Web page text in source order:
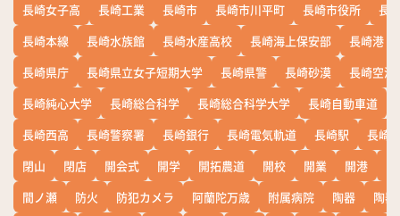
長崎女子高
長崎工業 長崎市 長崎市川平町 長崎市役所
長
長崎本線
長崎水族館 長崎水産高校 長崎海上保安部
長崎港
長崎県庁
長崎県立女子短期大学 長崎県警 長崎砂漠
長崎空港
長崎純心大学
長崎総合科学 長崎総合科学大学 長崎自動車道
長崎西高
長崎警察署 長崎銀行 長崎電気軌道 長崎駅
長崎
閉山
閉店 開会式 開学 開拓農道 開校 開業 開港
間ノ瀬
防火 防犯カメラ 阿蘭陀万歳 附属病院 陶器
陶器